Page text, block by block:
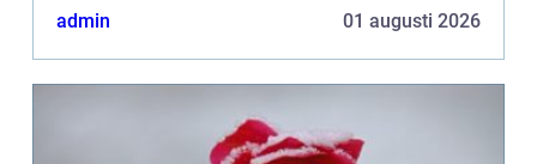
admin 01 augusti 2026